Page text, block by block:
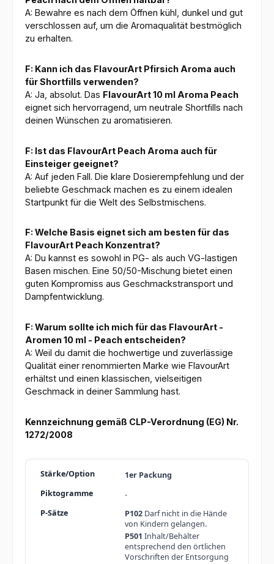
A: Bewahre es nach dem Öffnen kühl, dunkel und gut
verschlossen auf, um die Aromaqualität bestmöglich
zu erhalten.
F: Kann ich das FlavourArt Pfirsich Aroma auch
für Shortfills verwenden?
A: Ja, absolut. Das FlavourArt 10 ml Aroma Peach
eignet sich hervorragend, um neutrale Shortfills nach
deinen Wünschen zu aromatisieren.
F: Ist das FlavourArt Peach Aroma auch für
Einsteiger geeignet?
A: Auf jeden Fall. Die klare Dosierempfehlung und der
beliebte Geschmack machen es zu einem idealen
Startpunkt für die Welt des Selbstmischens.
F: Welche Basis eignet sich am besten für das
FlavourArt Peach Konzentrat?
A: Du kannst es sowohl in PG- als auch VG-lastigen
Basen mischen. Eine 50/50-Mischung bietet einen
guten Kompromiss aus Geschmackstransport und
Dampfentwicklung.
F: Warum sollte ich mich für das FlavourArt -
Aromen 10 ml - Peach entscheiden?
A: Weil du damit die hochwertige und zuverlässige
Qualität einer renommierten Marke wie FlavourArt
erhältst und einen klassischen, vielseitigen
Geschmack in deiner Sammlung hast.
Kennzeichnung gemäß CLP-Verordnung (EG) Nr.
1272/2008
1er Packung
-
P102Darf nicht in die Hände
von Kindern gelangen.
P501 Inhalt/Behälter
entsprechend den örtlichen
Vorschriften der Entsorgung